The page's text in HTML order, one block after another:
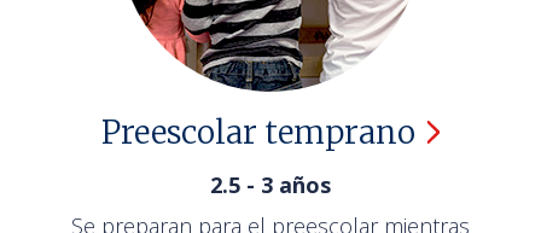
Preescolar temprano
2.5 - 3 años
Se preparan para el preescolar mientras